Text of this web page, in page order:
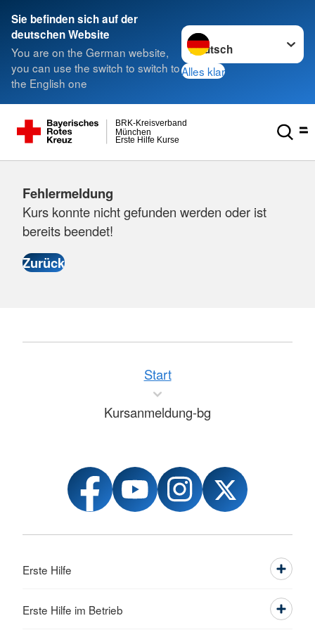
Sie befinden sich auf der
deutschen Website
You are on the German website,
you can use the switch to switch to
the English one
Sprache wechseln zu
Alles klar
Erste Hilfe Kurse
München
BRK-Kreisverband
Fehlermeldung
Kurs konnte nicht gefunden werden oder ist
bereits beendet!
Start
Kursanmeldung-bg
Erste Hilfe
Erste Hilfe im Betrieb